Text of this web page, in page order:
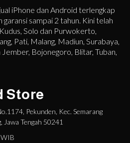
iPhone dan Android terlengkap
sampai 2 tahun. Kini telah
Solo dan Purwokerto,
Pati, Malang, Madiun, Surabaya,
Bojonegoro, Blitar, Tuban,
Store
Pekunden, Kec. Semarang
Jawa Tengah 50241
WIB